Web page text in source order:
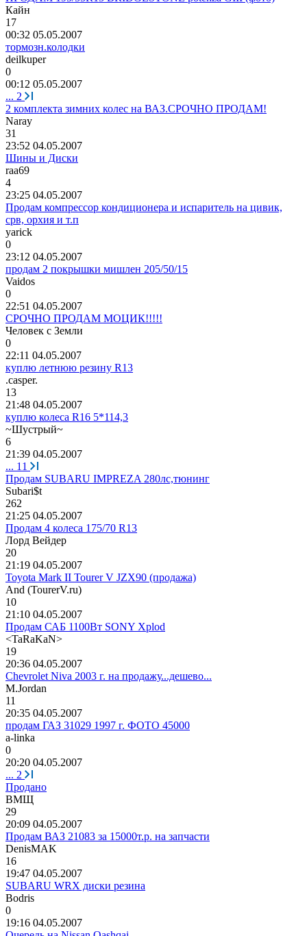
Кайн
17
00:32 05.05.2007
тормозн.колодки
deilkuper
0
00:12 05.05.2007
... 2
2 комплекта зимних колес на ВАЗ.СРОЧНО ПРОДАМ!
Naray
31
23:52 04.05.2007
Шины и Диски
raa69
4
23:25 04.05.2007
Продам компрессор кондиционера и испаритель на цивик,
срв, орхия и т.п
yarick
0
23:12 04.05.2007
продам 2 покрышки мишлен 205/50/15
Vaidos
0
22:51 04.05.2007
СРОЧНО ПРОДАМ МОЦИК!!!!!
Человек с Земли
0
22:11 04.05.2007
куплю летнюю резину R13
.casper.
13
21:48 04.05.2007
куплю колеса R16 5*114,3
~Шустрый~
6
21:39 04.05.2007
... 11
Продам SUBARU IMPREZA 280лс,тюнинг
Subаri$t
262
21:25 04.05.2007
Продам 4 колеса 175/70 R13
Лорд Вейдер
20
21:19 04.05.2007
Toyota Mark II Tourer V JZX90 (продажа)
And (TourerV.ru)
10
21:10 04.05.2007
Продам САБ 1100Вт SONY Xplod
<TaRaKaN>
19
20:36 04.05.2007
Chevrolet Niva 2003 г. на продажу...дешево...
M.Jordan
11
20:35 04.05.2007
продам ГАЗ 31029 1997 г. ФОТО 45000
a-linka
0
20:20 04.05.2007
... 2
Продано
ВМЩ
29
20:09 04.05.2007
Продам ВАЗ 21083 за 15000т.р. на запчасти
DenisMAK
16
19:47 04.05.2007
SUBARU WRX диски резина
Bodris
0
19:16 04.05.2007